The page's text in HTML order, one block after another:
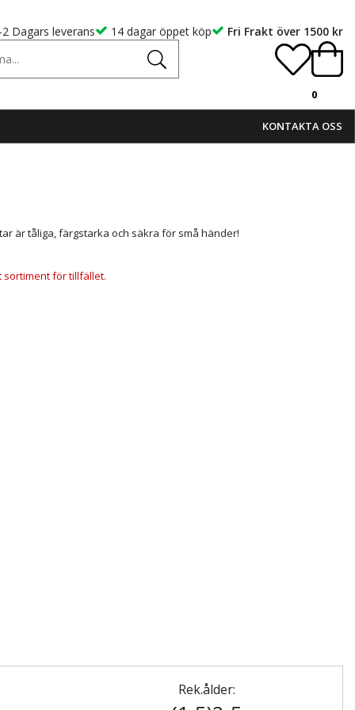
2 Dagars leverans 14 dagar öppet köp Fri Frakt över 1500 kr
0
KONTAKTA OSS
är tåliga, färgstarka och säkra för små händer!
sortiment för tillfället.
Rek.ålder: